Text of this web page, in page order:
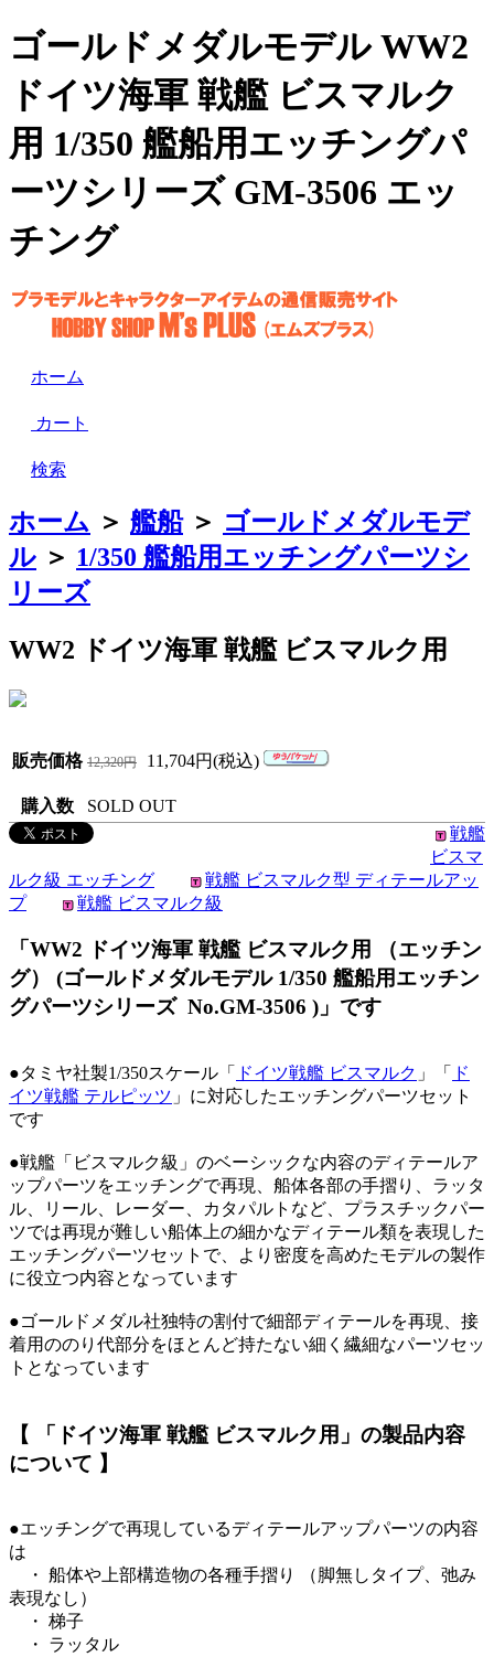
ゴールドメダルモデル WW2
ドイツ海軍 戦艦 ビスマルク
用 1/350 艦船用エッチングパ
ーツシリーズ GM-3506 エッ
チング
ホーム
カート
検索
ホーム ＞ 艦船＞ ゴールドメダルモデ
ル ＞ 1/350 艦船用エッチングパーツシ
リーズ
WW2 ドイツ海軍 戦艦 ビスマルク用
販売価格 12,320円 11,704円(税込)
購入数
SOLD OUT
戦艦
ビスマ
ルク級 エッチング
戦艦 ビスマルク型 ディテールアッ
プ
戦艦 ビスマルク級
「WW2 ドイツ海軍 戦艦 ビスマルク用 （エッチン
グ） (ゴールドメダルモデル 1/350 艦船用エッチン
グパーツシリーズ No.GM-3506 )」です
●タミヤ社製1/350スケール「 ドイツ戦艦 ビスマルク 」「
ド
イツ戦艦 テルピッツ 」に対応したエッチングパーツセット
です
●戦艦「ビスマルク級」のベーシックな内容のディテールア
ップパーツをエッチングで再現、船体各部の手摺り、ラッタ
ル、リール、レーダー、カタパルトなど、プラスチックパー
ツでは再現が難しい船体上の細かなディテール類を表現した
エッチングパーツセットで、より密度を高めたモデルの製作
に役立つ内容となっています
●ゴールドメダル社独特の割付で細部ディテールを再現、接
着用ののり代部分をほとんど持たない細く繊細なパーツセッ
トとなっています
【 「ドイツ海軍 戦艦 ビスマルク用」の製品内容
について 】
●エッチングで再現しているディテールアップパーツの内容
は
・ 船体や上部構造物の各種手摺り （脚無しタイプ、弛み
表現なし）
・ 梯子
・ ラッタル